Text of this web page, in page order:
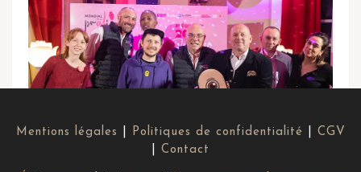
Mentions légales Politiques de confidentialité
CGV
Contact